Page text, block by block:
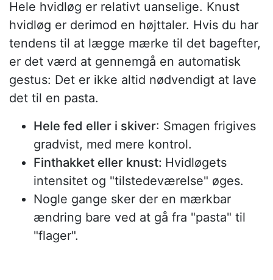
Hele hvidløg er relativt uanselige. Knust
hvidløg er derimod en højttaler. Hvis du har
tendens til at lægge mærke til det bagefter,
er det værd at gennemgå en automatisk
gestus: Det er ikke altid nødvendigt at lave
det til en pasta.
Hele fed eller i skiver: Smagen frigives
gradvist, med mere kontrol.
Finthakket eller knust: Hvidløgets
intensitet og "tilstedeværelse" øges.
Nogle gange sker der en mærkbar
ændring bare ved at gå fra "pasta" til
"flager".